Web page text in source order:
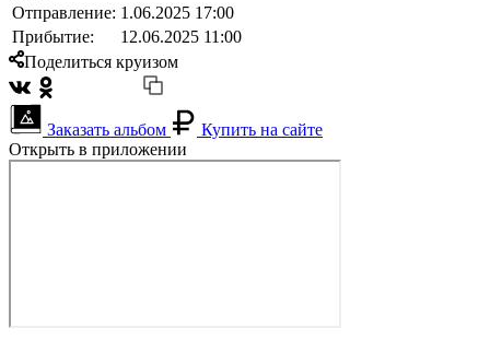
Отправление: 1.06.2025 17:00
Прибытие:
12.06.2025 11:00
Поделиться круизом
Заказать альбом
Купить на сайте
Открыть в приложении